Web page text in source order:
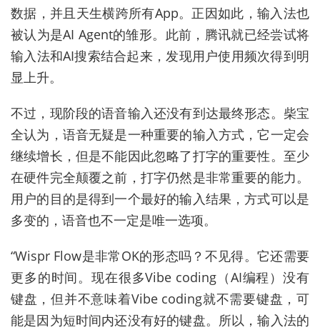
数据，并且天生横跨所有App。正因如此，输入法也
被认为是AI Agent的雏形。此前，腾讯就已经尝试将
输入法和AI搜索结合起来，发现用户使用频次得到明
显上升。
不过，现阶段的语音输入还没有到达最终形态。柴宝
全认为，语音无疑是一种重要的输入方式，它一定会
继续增长，但是不能因此忽略了打字的重要性。至少
在硬件完全颠覆之前，打字仍然是非常重要的能力。
用户的目的是得到一个最好的输入结果，方式可以是
多变的，语音也不一定是唯一选项。
“Wispr Flow是非常OK的形态吗？不见得。它还需要
更多的时间。现在很多Vibe coding（AI编程）没有
键盘，但并不意味着Vibe coding就不需要键盘，可
能是因为短时间内还没有好的键盘。所以，输入法的